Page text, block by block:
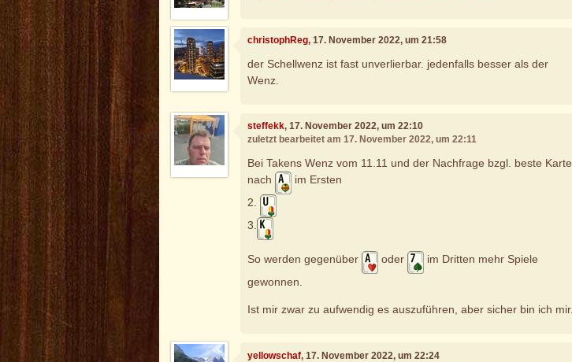
christophReg, 17. November 2022, um 21:58
der Schellwenz ist fast unverlierbar. jedenfalls besser als der
Wenz.
steffekk, 17. November 2022, um 22:10
zuletzt bearbeitet am 17. November 2022, um 22:11
Bei Takens Wenz vom 11.11 und der Nachfrage bzgl. beste Karte
nach
im Ersten
2.
3.
So werden gegenüber oder
im Dritten mehr Spiele
gewonnen.
Ist mir zwar zu aufwendig es auszuführen, aber sicher bin ich mir.
yellowschaf, 17. November 2022, um 22:24